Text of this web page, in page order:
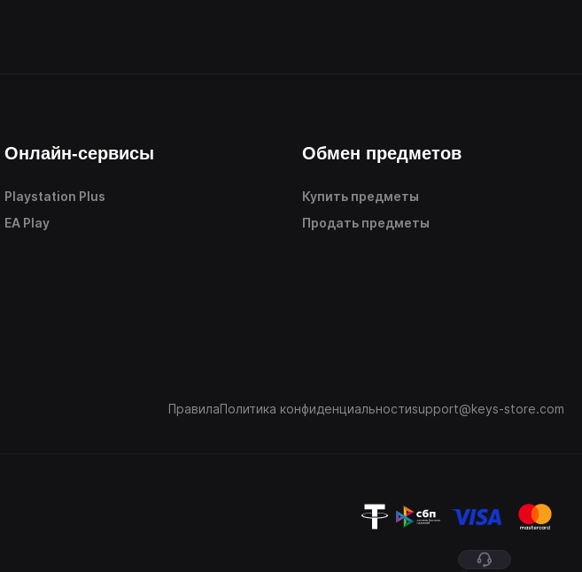
Онлайн-сервисы
Playstation Plus
EA Play
Обмен предметов
Купить предметы
Продать предметы
ПравилаПолитика конфиденциальностиsupport@keys-store.com